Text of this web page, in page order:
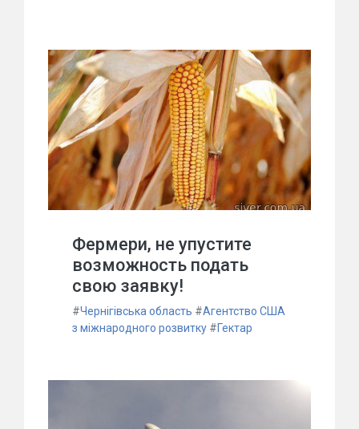
Фермери, не упустите
возможность подать
свою заявку!
#Чернігівська область #Агентство США
з міжнародного розвитку #Гектар